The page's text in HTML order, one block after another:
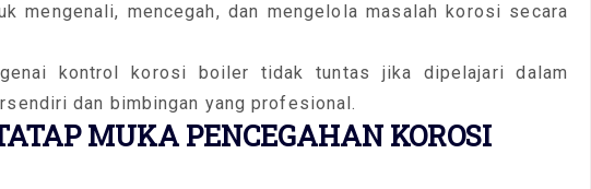
mengenali, mencegah, dan mengelola masalah korosi secara
kontrol korosi boiler tidak tuntas jika dipelajari dalam
dan bimbingan yang profesional.
MUKA PENCEGAHAN KOROSI